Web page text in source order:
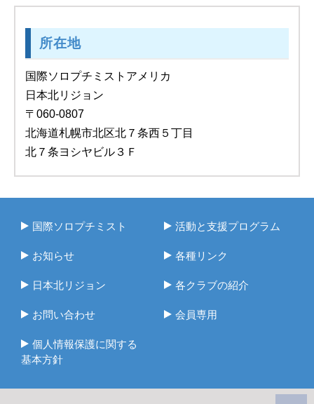
所在地
国際ソロプチミストアメリカ
日本北リジョン
〒060-0807
北海道札幌市北区北７条西５丁目
北７条ヨシヤビル３Ｆ
国際ソロプチミスト 活動と支援プログラム
お知らせ 各種リンク
日本北リジョン 各クラブの紹介
お問い合わせ 会員専用
個人情報保護に関する
基本方針